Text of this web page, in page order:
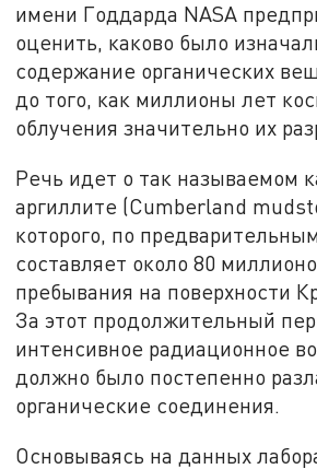
имени Годдарда NASA
оценить, каково было
содержание органических
до того, как миллионы лет
облучения значительно их
Речь идет о так называемом
аргиллите (Cumberland
которого, по
составляет около 80
пребывания на поверхности
За этот продолжительный
интенсивное радиационное
должно было постепенно
органические соединения.
Основываясь на данных